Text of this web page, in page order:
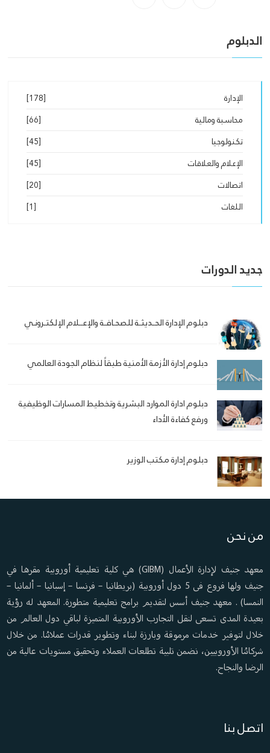
الدبلوم
الإدارة
[178]
محاسبة ومالية
[66]
تكنولوجيا
[45]
الإعلام والعلاقات
[45]
اتصالات
[20]
اللغات
[1]
جديد الدورات
دبلوم الإدارة الحـديثـة للصحـافـة والإعــلام الإلكتـرونـي
دبلوم إدارة الأزمة الأمنية طبقاً لنظام الجودة العالمي
دبلوم ادارة الموارد البشرية وتخطيط المسارات الوظيفية
ورفع كفاءة الأداء
دبلوم إدارة مكتب الوزير
من نحن
معهد جنيف لإدارة الأعمال (GIBM) هي كلية تعليمية أوروبية مقرها في
جنيف ولها فروع فى 5 دول أوروبية (بريطانيا – فرنسا – إسبانيا – ألمانيا –
النمسا) . معهد جنيف أسس لتقديم برامج تعليمية متطورة. المعهد له رؤية
بعيدة المدى تسعى لنقل التجارب الأوروبية المتميزة لباقي دول العالم من
خلال لتوفير خدمات مرموقة وبارزة لبناء وتطوير قدرات عملائنا. من خلال
شركائنا الأوروبيين، نضمن تلبية تطلعات العملاء وتحقيق مستويات عالية من
الرضا والنجاح.
اتصل بنا